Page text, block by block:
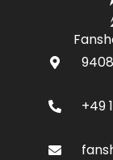
+49